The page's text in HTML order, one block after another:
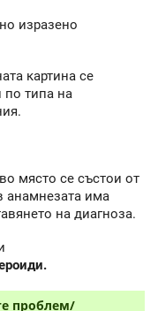
изразено
картина се
по типа на
място се състои от
анамнезата има
на диагноза.
проблем/